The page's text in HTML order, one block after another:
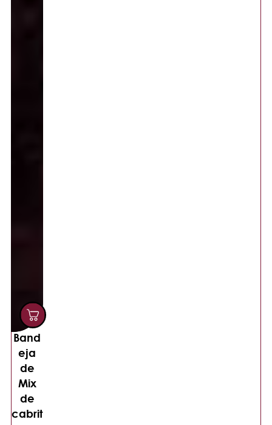
Band
eja
de
Mix
de
cabrit